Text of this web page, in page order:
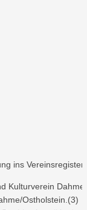
ins Vereinsregister
Kulturverein Dahme
Ostholstein.(3)